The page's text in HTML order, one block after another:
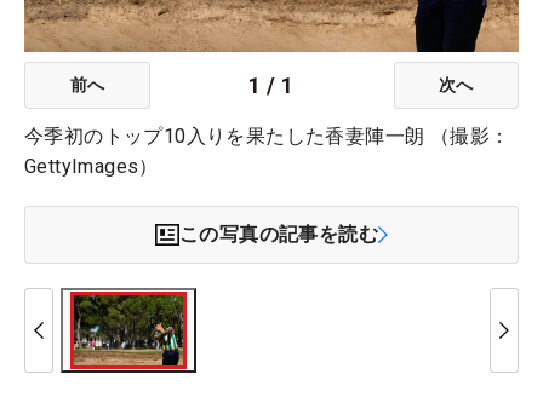
前へ 1 / 1 次へ
今季初のトップ10入りを果たした香妻陣一朗 （撮影：
GettyImages）
この写真の記事を読む